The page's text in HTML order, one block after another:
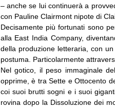
– anche se lui continuerà a
con Pauline Clairmont nipote di
Decisamente più fortunati sono
alla East India Company,
della produzione letteraria, con
postuma. Particolarmente
Nel gotico, il peso immaginale
opprime, è tra Sette e Ottocento
coi suoi brutti sogni e i suoi
rovina dopo la Dissoluzione dei